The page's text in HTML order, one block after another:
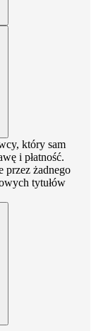
który sam
i płatność.
przez żadnego
tytułów